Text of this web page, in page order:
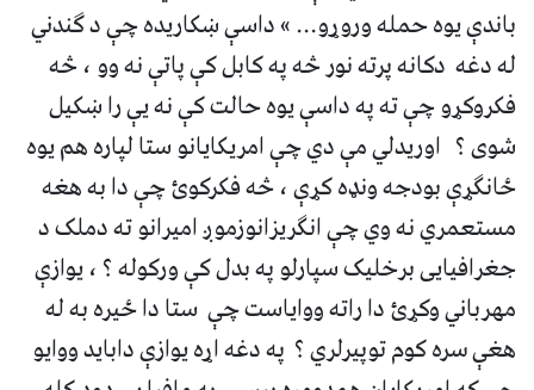
باندې یوه حمله وروړو... » داسې ښکاریده چې د ګندني
له دغه دکانه پرته نور څه په کابل کې پاتې نه وو ، څه
فکروکړو چې ته په داسې یوه حالت کې نه یې را ښکیل
شوی ؟ اوریدلي مې دي چې امریکایانو ستا لپاره هم یوه
ځانګړې بودجه ونډه کړې ، څه فکرکوئ چې دا به هغه
مستعمري نه وي چې انګریزانوزموږ امیرانو ته دملک د
جغرافیایی برخلیک سپارلو په بدل کې ورکوله ؟ ، یوازې
مهرباني وکړئ دا راته ووایاست چې ستا دا ځیره به له
هغې سره کوم توپیرلري ؟ په دغه اړه یوازې داباید ووایو